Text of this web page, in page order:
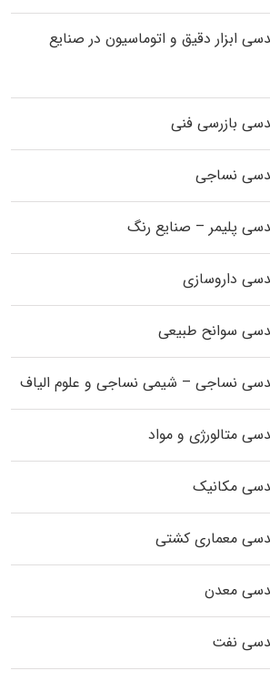
ابزار دقیق و اتوماسیون در صنایع
بازرسی فنی
نساجی
پلیمر – صنایع رنگ
داروسازی
سوانح طبیعی
نساجی – شیمی نساجی و علوم الیاف
متالورژی و مواد
مکانیک
معماری کشتی
معدن
نفت